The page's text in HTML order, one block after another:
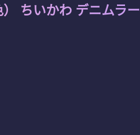
ちいかわ デニムラ